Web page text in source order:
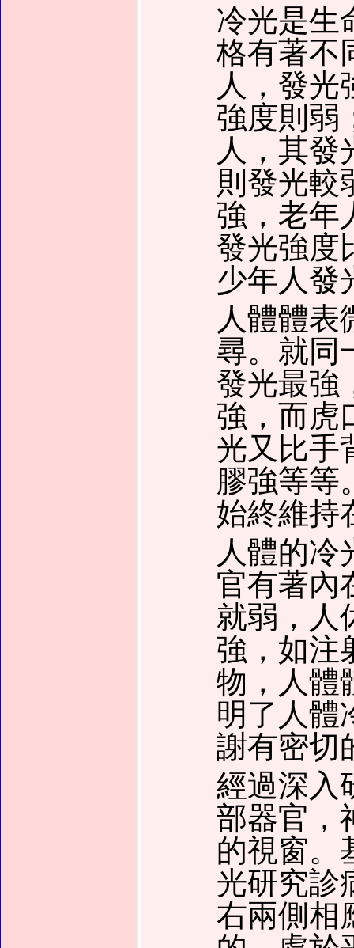
冷光是生
格有著不
人，發光
強度則弱
人，其發
則發光較
強，老年
發光強度
少年人發
人體體表
尋。就同
發光最強
強，而虎
光又比手
膠強等等
始終維持
人體的冷
官有著內
就弱，人
強，如注
物，人體
明了人體
謝有密切
經過深入
部器官，
的視窗。
光研究診
右兩側相